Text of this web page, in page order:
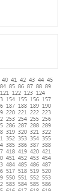
40 41 42 43 44 45
84 85 86 87 88 89
121 122 123
124
154 155 156 157
187 188 189 190
220 221 222
223
253 254 255
256
286 287 288 289
319 320 321
322
352 353 354 355
385 386 387 388
418 419 420 421
451 452 453 454
484 485 486 487
517 518 519 520
550 551 552
553
583 584 585
586